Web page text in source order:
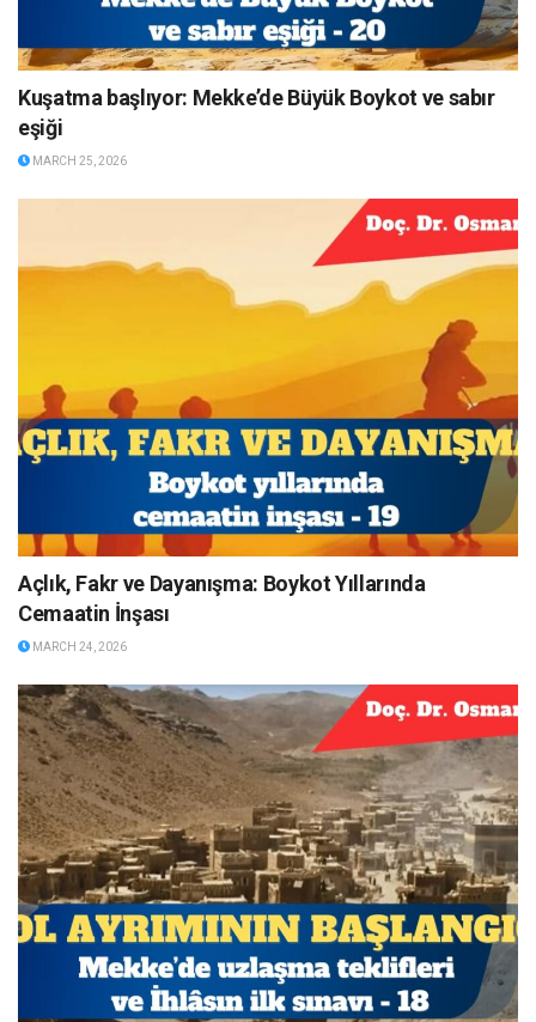
Kuşatma başlıyor: Mekke’de Büyük Boykot ve sabır
eşiği
MARCH 25, 2026
Açlık, Fakr ve Dayanışma: Boykot Yıllarında
Cemaatin İnşası
MARCH 24, 2026